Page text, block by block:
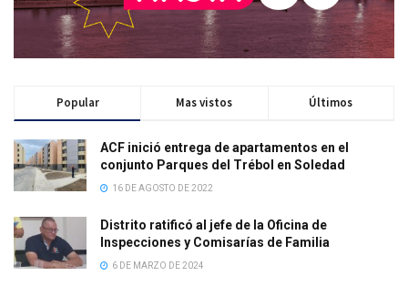
Popular Mas vistos Últimos
ACF inició entrega de apartamentos en el
conjunto Parques del Trébol en Soledad
16 DE AGOSTO DE 2022
Distrito ratificó al jefe de la Oficina de
Inspecciones y Comisarías de Familia
6 DE MARZO DE 2024